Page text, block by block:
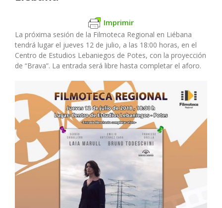
Imprimir
La próxima sesión de la Filmoteca Regional en Liébana
tendrá lugar el jueves 12 de julio, a las 18:00 horas, en el
Centro de Estudios Lebaniegos de Potes, con la proyección
de “Brava”. La entrada será libre hasta completar el aforo.